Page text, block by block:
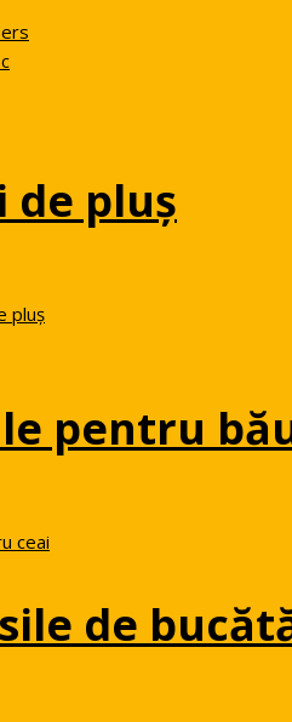
de pluș
pluș
pentru
ceai
de